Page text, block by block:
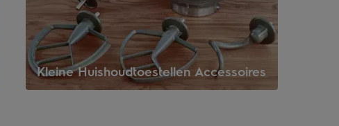
Kleine Huishoudtoestellen Accessoires